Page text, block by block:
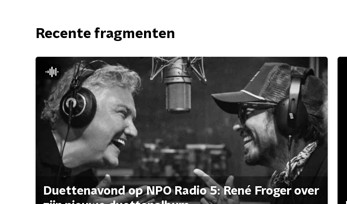
Recente fragmenten
Duettenavond op NPO Radio 5: René Froger over